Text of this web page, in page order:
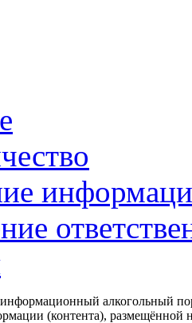
алкогольный
(контента), размещённой